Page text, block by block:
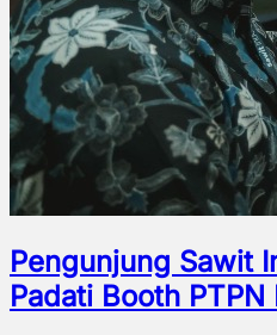
Pengunjung Sawit
Padati Booth PTPN